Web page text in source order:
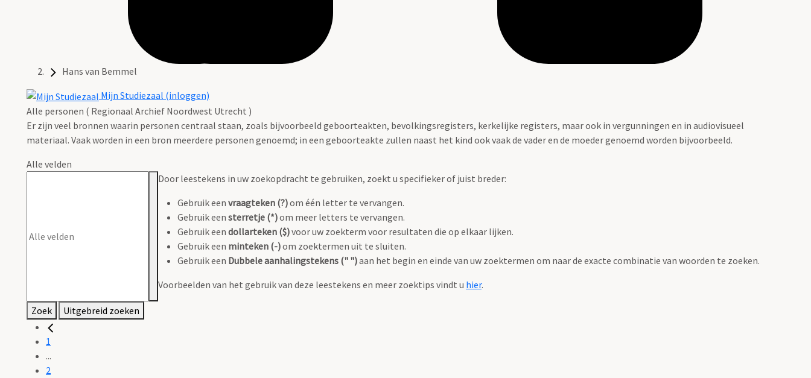
Hans van Bemmel
Mijn Studiezaal (inloggen)
Alle personen ( Regionaal Archief Noordwest Utrecht )
Er zijn veel bronnen waarin personen centraal staan, zoals bijvoorbeeld geboorteakten, bevolkingsregisters, kerkelijke registers, maar ook in vergunningen en in audiovisueel
materiaal. Vaak worden in een bron meerdere personen genoemd; in een geboorteakte zullen naast het kind ook vaak de vader en de moeder genoemd worden bijvoorbeeld.
Alle velden
Door leestekens in uw zoekopdracht te gebruiken, zoekt u specifieker of juist breder:
Gebruik een vraagteken (?)om één letter te vervangen.
Gebruik een sterretje (*)om meer letters te vervangen.
Gebruik een dollarteken ($)voor uw zoekterm voor resultaten die op elkaar lijken.
Gebruik een minteken (-)om zoektermen uit te sluiten.
Gebruik een Dubbele aanhalingstekens (" ")aan het begin en einde van uw zoektermen om naar de exacte combinatie van woorden te zoeken.
Voorbeelden van het gebruik van deze leestekens en meer zoektips vindt u hier.
Zoek Uitgebreid zoeken
1
...
2